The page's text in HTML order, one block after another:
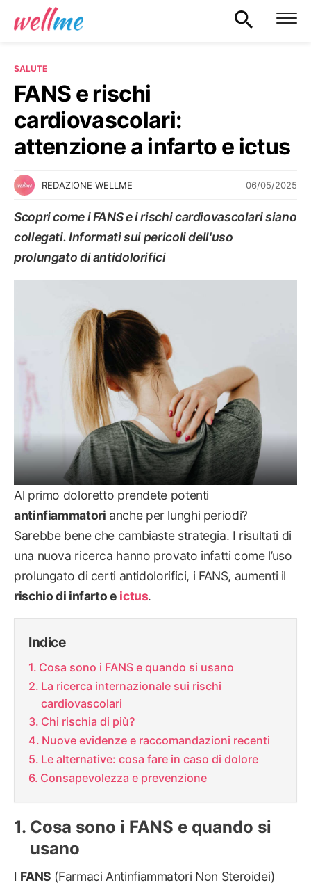
SALUTE
FANS e rischi
cardiovascolari:
attenzione a infarto e ictus
REDAZIONE WELLME 06/05/2025
Scopri come i FANS e i rischi cardiovascolari siano
collegati. Informati sui pericoli dell'uso
prolungato di antidolorifici
Al primo doloretto prendete potenti
antinfiammatori anche per lunghi periodi?
Sarebbe bene che cambiaste strategia. I risultati di
una nuova ricerca hanno provato infatti come l’uso
prolungato di certi antidolorifici, i FANS, aumenti il
rischio di infarto e ictus.
Indice
Cosa sono i FANS e quando si usano
La ricerca internazionale sui rischi
cardiovascolari
Chi rischia di più?
Nuove evidenze e raccomandazioni recenti
Le alternative: cosa fare in caso di dolore
Consapevolezza e prevenzione
Cosa sono i FANS e quando si
usano
I FANS (Farmaci Antinfiammatori Non Steroidei)